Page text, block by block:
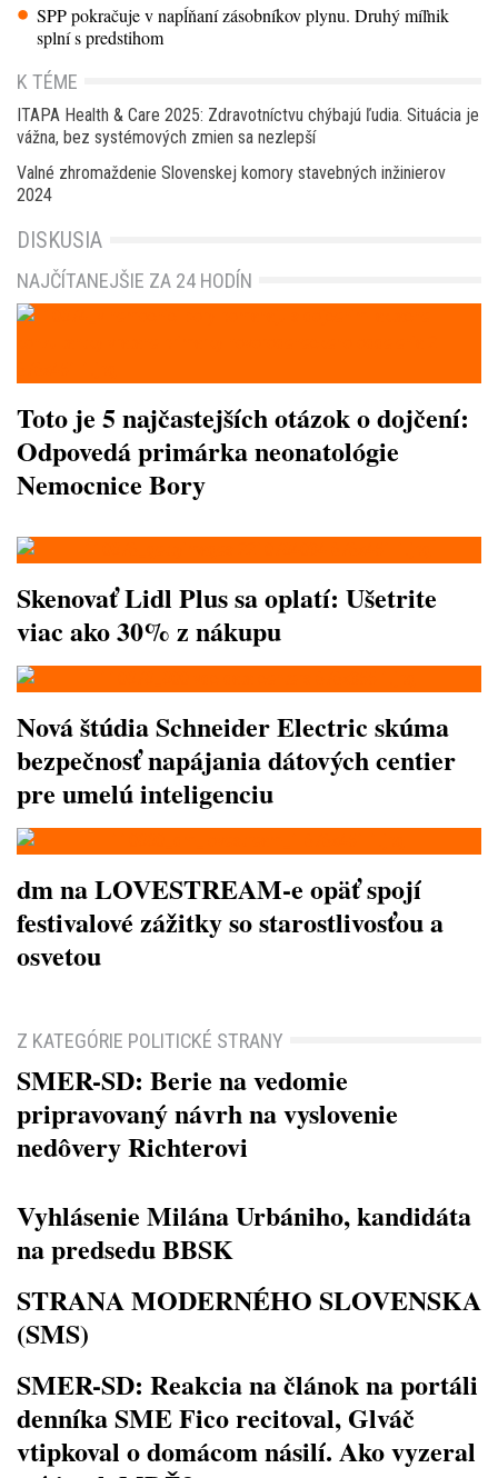
SPP pokračuje v napĺňaní zásobníkov plynu. Druhý míľnik
splní s predstihom
K TÉME
ITAPA Health & Care 2025: Zdravotníctvu chýbajú ľudia. Situácia je
vážna, bez systémových zmien sa nezlepší
Valné zhromaždenie Slovenskej komory stavebných inžinierov
2024
DISKUSIA
NAJČÍTANEJŠIE ZA 24 HODÍN
Toto je 5 najčastejších otázok o dojčení:
Odpovedá primárka neonatológie
Nemocnice Bory
Skenovať Lidl Plus sa oplatí: Ušetrite
viac ako 30% z nákupu
Nová štúdia Schneider Electric skúma
bezpečnosť napájania dátových centier
pre umelú inteligenciu
dm na LOVESTREAM-e opäť spojí
festivalové zážitky so starostlivosťou a
osvetou
Z KATEGÓRIE POLITICKÉ STRANY
SMER-SD: Berie na vedomie
pripravovaný návrh na vyslovenie
nedôvery Richterovi
Vyhlásenie Milána Urbániho, kandidáta
na predsedu BBSK
STRANA MODERNÉHO SLOVENSKA
(SMS)
SMER-SD: Reakcia na článok na portáli
denníka SME Fico recitoval, Glváč
vtipkoval o domácom násilí. Ako vyzeral